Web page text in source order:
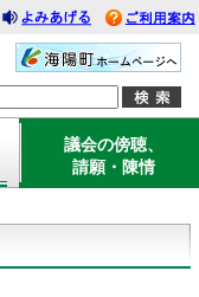
みあげる 利用案内
議会の傍聴、
請願・陳情